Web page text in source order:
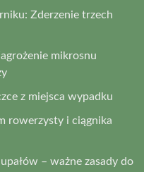
Zderzenie trzech
mikrosnu
z miejsca wypadku
rowerzysty i ciągnika
– ważne zasady do